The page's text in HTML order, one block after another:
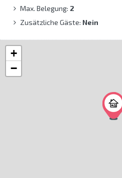
Max. Belegung: 2
Zusätzliche Gäste: Nein
+
−